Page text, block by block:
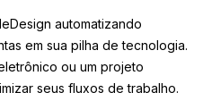
automatizando
em sua pilha de tecnologia.
ou um projeto
seus fluxos de trabalho.